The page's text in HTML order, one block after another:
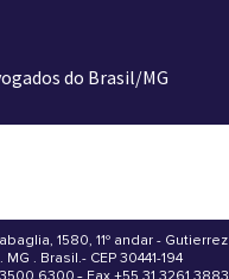
do Brasil/MG
1580, 11º andar - Gutierrez
.
MG . Brasil - CEP 30441-194